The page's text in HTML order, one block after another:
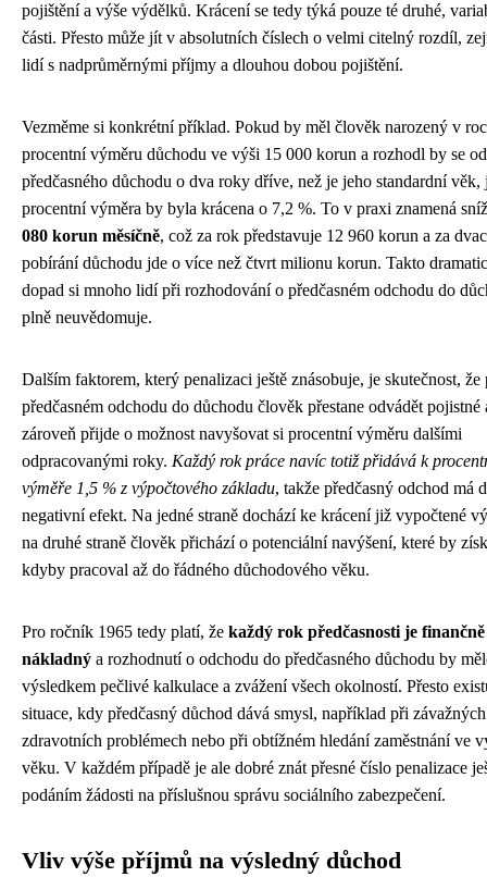
pojištění a výše výdělků. Krácení se tedy týká pouze té druhé,
části. Přesto může jít v absolutních číslech o velmi citelný rozdíl,
lidí s nadprůměrnými příjmy a dlouhou dobou pojištění.
Vezměme si konkrétní příklad. Pokud by měl člověk narozený v
procentní výměru důchodu ve výši 15 000 korun a rozhodl by se
předčasného důchodu o dva roky dříve, než je jeho standardní věk,
procentní výměra by byla krácena o 7,2 %. To v praxi znamená
080 korun měsíčně, což za rok představuje 12 960 korun a za
pobírání důchodu jde o více než čtvrt milionu korun. Takto
dopad si mnoho lidí při rozhodování o předčasném odchodu do
plně neuvědomuje.
Dalším faktorem, který penalizaci ještě znásobuje, je skutečnost, že
předčasném odchodu do důchodu člověk přestane odvádět pojistné
zároveň přijde o možnost navyšovat si procentní výměru dalšími
odpracovanými roky. Každý rok práce navíc totiž přidává k
výměře 1,5 % z výpočtového základu, takže předčasný odchod má
negativní efekt. Na jedné straně dochází ke krácení již vypočtené
na druhé straně člověk přichází o potenciální navýšení, které by
kdyby pracoval až do řádného důchodového věku.
Pro ročník 1965 tedy platí, že každý rok předčasnosti je
nákladný a rozhodnutí o odchodu do předčasného důchodu by
výsledkem pečlivé kalkulace a zvážení všech okolností. Přesto
situace, kdy předčasný důchod dává smysl, například při závažných
zdravotních problémech nebo při obtížném hledání zaměstnání ve
věku. V každém případě je ale dobré znát přesné číslo penalizace
podáním žádosti na příslušnou správu sociálního zabezpečení.
Vliv výše příjmů na výsledný důchod